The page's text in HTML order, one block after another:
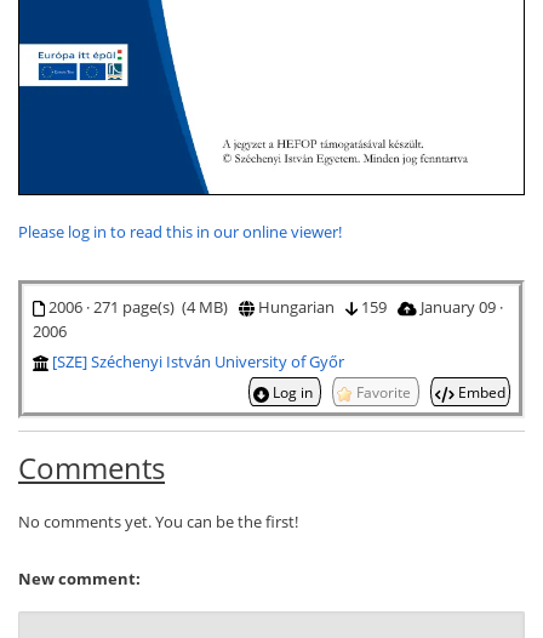
Please log in to read this in our online viewer!
2006 · 271 page(s) (4 MB) Hungarian 159
January 09 ·
2006
[SZE] Széchenyi István University of Győr
Log in Favorite Embed
Comments
No comments yet. You can be the first!
New comment: